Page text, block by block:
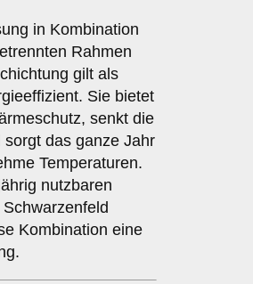
in Kombination
Rahmen
gilt als
Sie bietet
senkt die
sorgt das ganze Jahr
Temperaturen.
nutzbaren
Kombination eine